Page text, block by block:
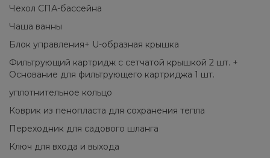
Чехол СПА-бассейна
Чаша ванны
Блок управления+ U-образная крышка
Фильтрующий картридж с сетчатой крышкой 2 шт. +
Основание для фильтрующего картриджа 1 шт.
уплотнительное кольцо
Коврик из пенопласта для сохранения тепла
Переходник для садового шланга
Ключ для входа и выхода